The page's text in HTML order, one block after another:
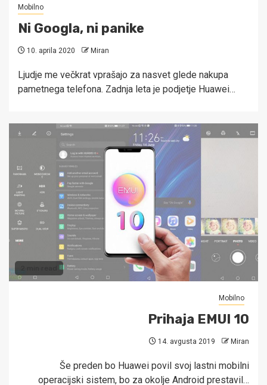
Mobilno
Ni Googla, ni panike
10. aprila 2020 Miran
Ljudje me večkrat vprašajo za nasvet glede nakupa
pametnega telefona. Zadnja leta je podjetje Huawei…
Mobilno
Prihaja EMUI 10
14. avgusta 2019 Miran
Še preden bo Huawei povil svoj lastni mobilni
operacijski sistem, bo za okolje Android prestavil…